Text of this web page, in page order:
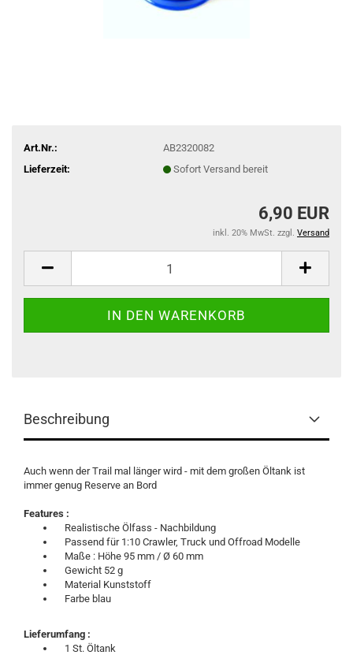
Art.Nr.:
AB2320082
Lieferzeit:
Sofort Versand bereit
6,90 EUR
inkl. 20% MwSt. zzgl. Versand
Beschreibung
Auch wenn der Trail mal länger wird - mit dem großen Öltank ist
immer genug Reserve an Bord
Features :
Realistische Ölfass - Nachbildung
Passend für 1:10 Crawler, Truck und Offroad Modelle
Maße : Höhe 95 mm / Ø 60 mm
Gewicht 52 g
Material Kunststoff
Farbe blau
Lieferumfang :
1 St. Öltank